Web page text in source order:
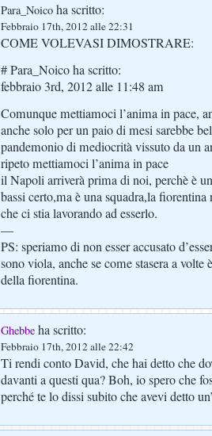
Para_Noico ha scritto:
Febbraio 17th, 2012 alle 22:31
COME VOLEVASI DIMOSTRARE:
# Para_Noico ha scritto:
febbraio 3rd, 2012 alle 11:48 am
Comunque mettiamoci l’anima in pace,
anche solo per un paio di mesi sarebbe
pandemonio di mediocrità vissuto da un
ripeto mettiamoci l’anima in pace
il Napoli arriverà prima di noi, perchè è
bassi certo,ma è una squadra,la
che ci stia lavorando ad esserlo.
—
PS: speriamo di non esser accusato
sono viola, anche se come stasera a volte
della fiorentina.
Ghebbe ha scritto:
Febbraio 17th, 2012 alle 22:42
Ti rendi conto David, che hai detto che
davanti a questi qua? Boh, io spero che
perché te lo dissi subito che avevi detto